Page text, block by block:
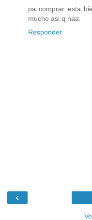
pa comprar esta
mucho asi q naa.
Responder
‹